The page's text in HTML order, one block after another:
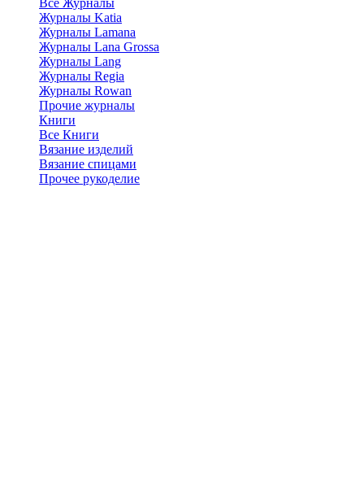
Журналы Katia
Журналы Lamana
Журналы Lana Grossa
Журналы Lang
Журналы Regia
Журналы Rowan
Прочие журналы
Книги
Все Книги
Вязание изделий
Вязание спицами
Прочее рукоделие